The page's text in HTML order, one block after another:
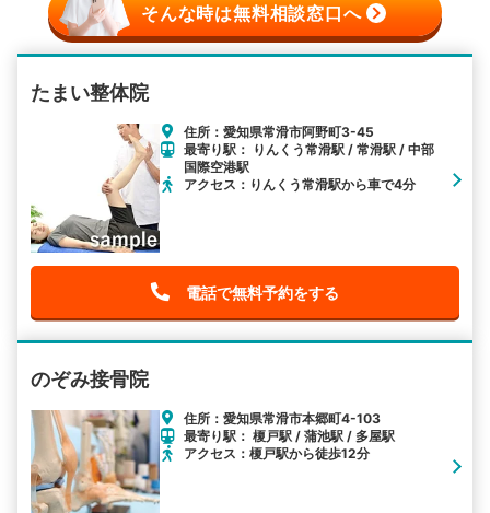
そんな時は無料相談窓口へ
たまい整体院
住所：愛知県常滑市阿野町3-45
最寄り駅： りんくう常滑駅 / 常滑駅 / 中部
国際空港駅
アクセス：りんくう常滑駅から車で4分
電話で無料予約をする
のぞみ接骨院
住所：愛知県常滑市本郷町4-103
最寄り駅： 榎戸駅 / 蒲池駅 / 多屋駅
アクセス：榎戸駅から徒歩12分